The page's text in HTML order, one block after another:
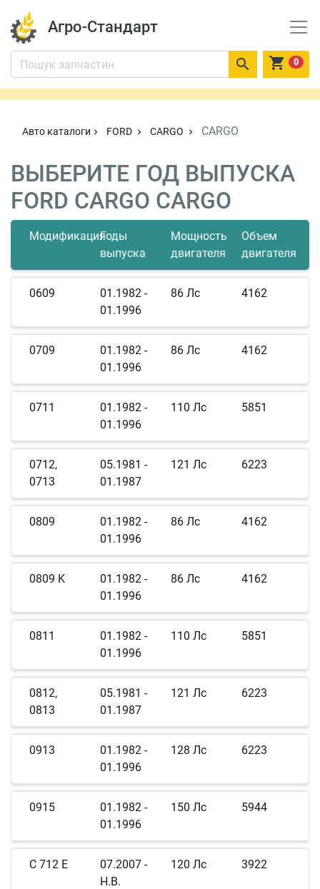
Агро-Стандарт
  0
Авто каталоги chevron_right FORD chevron_right CARGO chevron_right CARGO
ВЫБЕРИТЕ ГОД ВЫПУСКА
FORD CARGO CARGO
МодификацияГоды
выпуска
Мощность
двигателя
Объем
двигателя
0609
01.1982 -
01.1996
86 Лс 4162
0709
01.1982 -
01.1996
86 Лс 4162
0711
01.1982 -
01.1996
110 Лс 5851
0712,
0713
05.1981 -
01.1987
121 Лс 6223
0809
01.1982 -
01.1996
86 Лс 4162
0809 K
01.1982 -
01.1996
86 Лс 4162
0811
01.1982 -
01.1996
110 Лс 5851
0812,
0813
05.1981 -
01.1987
121 Лс 6223
0913
01.1982 -
01.1996
128 Лс 6223
0915
01.1982 -
01.1996
150 Лс 5944
C 712 E
07.2007 -
Н.В.
120 Лс 3922